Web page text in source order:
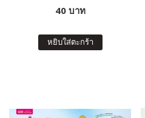
40 บาท
หยิบใส่ตะกร้า